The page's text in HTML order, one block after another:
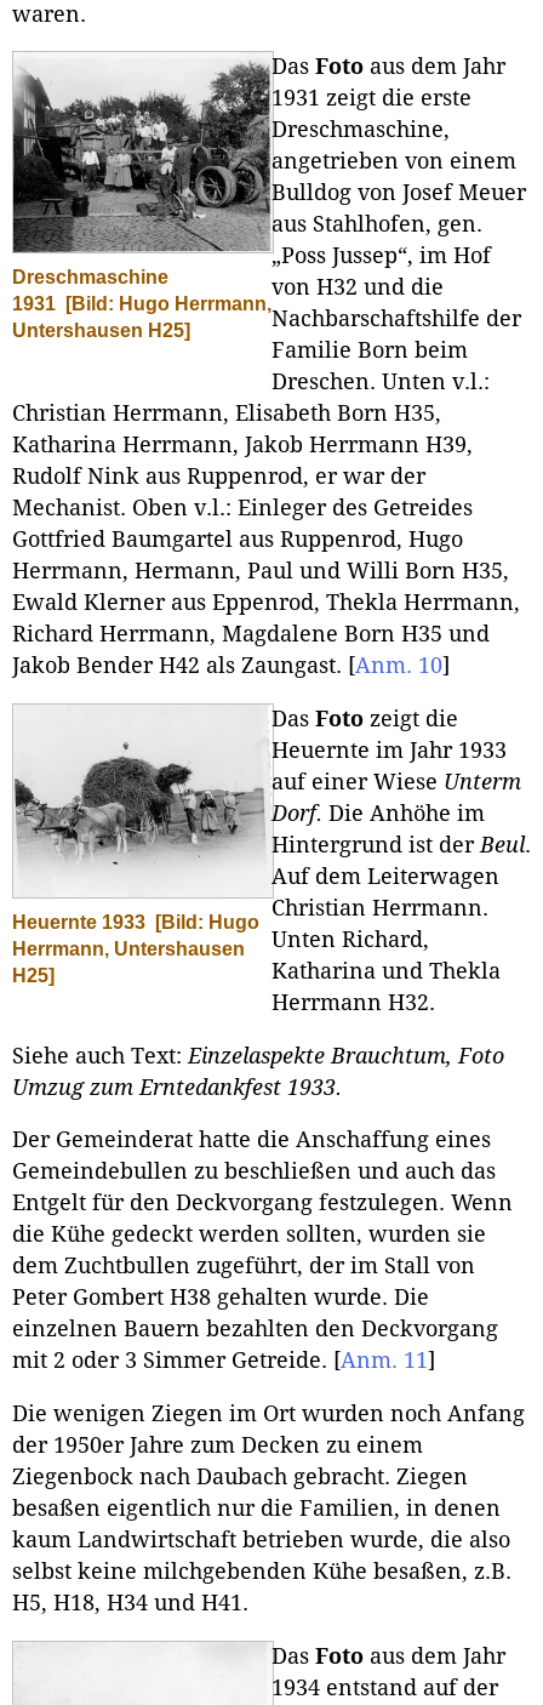
waren.
Dreschmaschine
1931
[Bild: Hugo Herrmann,
Untershausen H25]
Das Foto aus dem Jahr
1931 zeigt die erste
Dreschmaschine,
angetrieben von einem
Bulldog von Josef Meuer
aus Stahlhofen, gen.
„Poss Jussep“, im Hof
von H32 und die
Nachbarschaftshilfe der
Familie Born beim
Dreschen. Unten v.l.:
Christian Herrmann, Elisabeth Born H35,
Katharina Herrmann, Jakob Herrmann H39,
Rudolf Nink aus Ruppenrod, er war der
Mechanist. Oben v.l.: Einleger des Getreides
Gottfried Baumgartel aus Ruppenrod, Hugo
Herrmann, Hermann, Paul und Willi Born H35,
Ewald Klerner aus Eppenrod, Thekla Herrmann,
Richard Herrmann, Magdalene Born H35 und
Jakob Bender H42 als Zaungast. [Anm. 10]
Heuernte 1933
[Bild: Hugo
Herrmann, Untershausen
H25]
Das Foto zeigt die
Heuernte im Jahr 1933
auf einer Wiese Unterm
Dorf. Die Anhöhe im
Hintergrund ist der Beul.
Auf dem Leiterwagen
Christian Herrmann.
Unten Richard,
Katharina und Thekla
Herrmann H32.
Siehe auch Text: Einzelaspekte Brauchtum, Foto
Umzug zum Erntedankfest 1933.
Der Gemeinderat hatte die Anschaffung eines
Gemeindebullen zu beschließen und auch das
Entgelt für den Deckvorgang festzulegen. Wenn
die Kühe gedeckt werden sollten, wurden sie
dem Zuchtbullen zugeführt, der im Stall von
Peter Gombert H38 gehalten wurde. Die
einzelnen Bauern bezahlten den Deckvorgang
mit 2 oder 3 Simmer Getreide. [Anm. 11]
Die wenigen Ziegen im Ort wurden noch Anfang
der 1950er Jahre zum Decken zu einem
Ziegenbock nach Daubach gebracht. Ziegen
besaßen eigentlich nur die Familien, in denen
kaum Landwirtschaft betrieben wurde, die also
selbst keine milchgebenden Kühe besaßen, z.B.
H5, H18, H34 und H41.
Das Foto aus dem Jahr
1934 entstand auf der